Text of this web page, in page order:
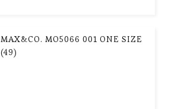
MAX&CO. MO5066 001 ONE SIZE
(49)